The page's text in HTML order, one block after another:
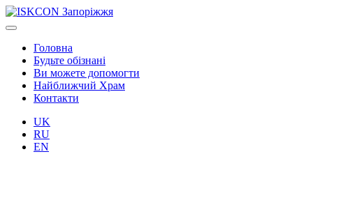
Головна
Будьте обізнані
Ви можете допомогти
Найближчий Храм
Контакти
UK
RU
EN